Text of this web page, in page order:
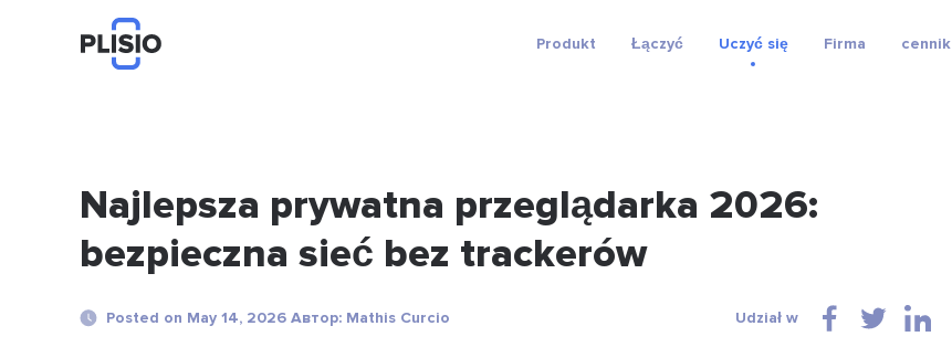
Produkt Łączyć Uczyć się Firma cennik
Najlepsza prywatna przeglądarka 2026:
bezpieczna sieć bez trackerów
Posted on May 14, 2026 Автор: Mathis Curcio Udział w